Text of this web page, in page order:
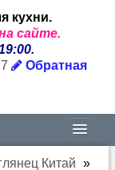
кухни.
сайте.
Обратная
Китай »